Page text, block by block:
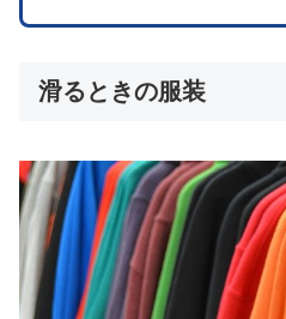
滑るときの服装